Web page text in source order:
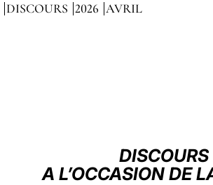
DISCOURS 2026 AVRIL
A L’OCCASION DE